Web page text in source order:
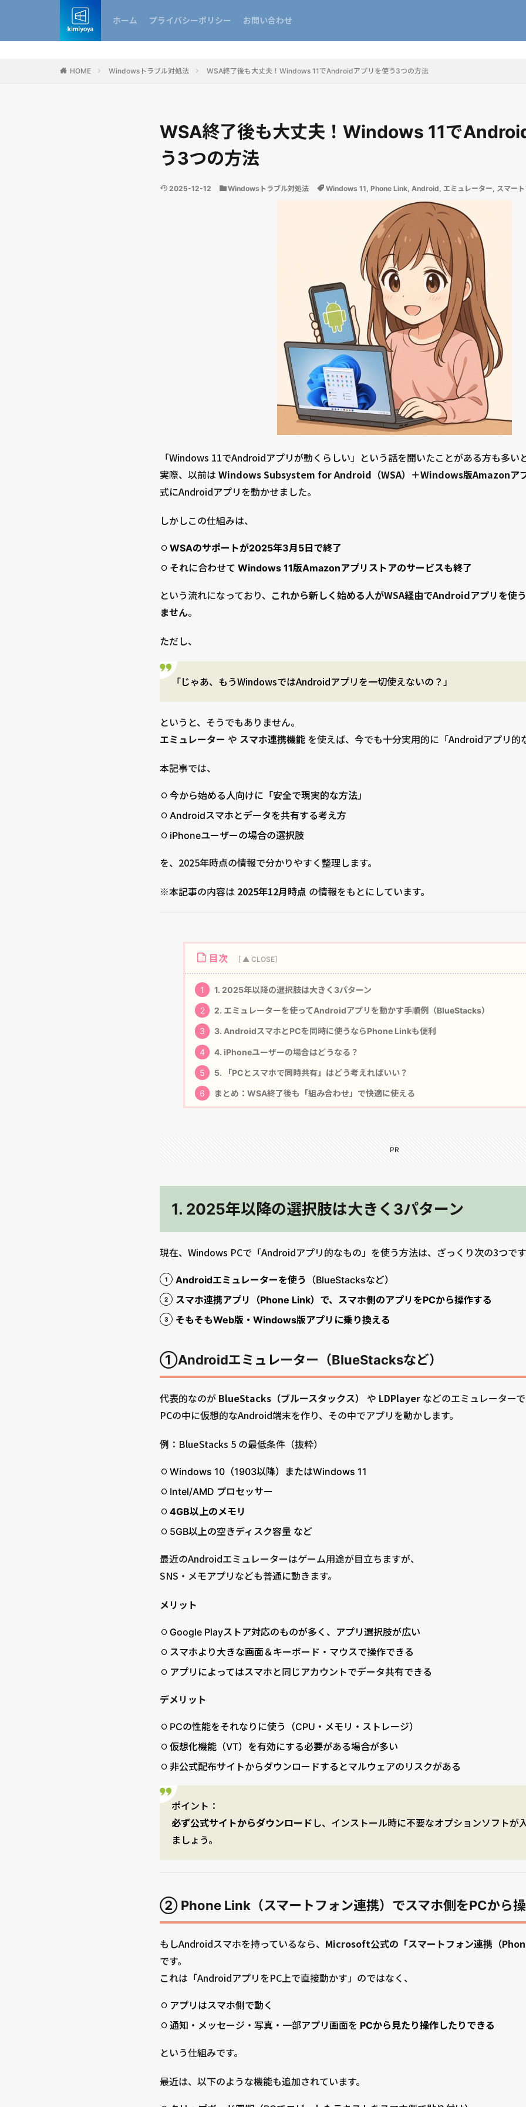
ホーム プライバシーポリシー お問い合わせ
HOME Windowsトラブル対処法 WSA終了後も大丈夫！Windows 11でAndroidアプリを使う3つの方法
WSA終了後も大丈夫！Windows 11で
う3つの方法
2025-12-12 Windowsトラブル対処法 Windows 11, Phone Link, Android, エミュレーター, スマー
「Windows 11でAndroidアプリが動くらしい」という話を聞いたことがある方も多い
実際、以前は Windows Subsystem for Android（WSA）＋Windows版Amazonア
式にAndroidアプリを動かせました。
しかしこの仕組みは、
WSAのサポートが2025年3月5日で終了
それに合わせて Windows 11版Amazonアプリストアのサービスも終了
という流れになっており、 これから新しく始める人がWSA経由でAndroidアプリを使
ません。
ただし、
「じゃあ、もうWindowsではAndroidアプリを一切使えないの？」
というと、そうでもありません。
エミュレーター や スマホ連携機能 を使えば、今でも十分実用的に「Androidアプリ的
本記事では、
今から始める人向けに「安全で現実的な方法」
Androidスマホとデータを共有する考え方
iPhoneユーザーの場合の選択肢
を、2025年時点の情報で分かりやすく整理します。
※本記事の内容は 2025年12月時点 の情報をもとにしています。
目次
1 1. 2025年以降の選択肢は大きく3パターン
2 2. エミュレーターを使ってAndroidアプリを動かす手順例（BlueStacks）
3 3. AndroidスマホとPCを同時に使うならPhone Linkも便利
4 4. iPhoneユーザーの場合はどうなる？
5 5. 「PCとスマホで同時共有」はどう考えればいい？
6 まとめ：WSA終了後も「組み合わせ」で快適に使える
PR
1. 2025年以降の選択肢は大きく3パターン
現在、Windows PCで「Androidアプリ的なもの」を使う方法は、ざっくり次の3つで
Androidエミュレーターを使う （BlueStacksなど）
スマホ連携アプリ（Phone Link）で、スマホ側のアプリをPCから操作する
そもそもWeb版・Windows版アプリに乗り換える
①Androidエミュレーター（BlueStacksなど）
代表的なのが BlueStacks（ブルースタックス） や LDPlayer などのエミュレーター
PCの中に仮想的なAndroid端末を作り、その中でアプリを動かします。
例：BlueStacks 5 の最低条件（抜粋）
Windows 10（1903以降）またはWindows 11
Intel/AMD プロセッサー
4GB以上のメモリ
5GB以上の空きディスク容量 など
最近のAndroidエミュレーターはゲーム用途が目立ちますが、
SNS・メモアプリなども普通に動きます。
メリット
Google Playストア対応のものが多く、アプリ選択肢が広い
スマホより大きな画面＆キーボード・マウスで操作できる
アプリによってはスマホと同じアカウントでデータ共有できる
デメリット
PCの性能をそれなりに使う（CPU・メモリ・ストレージ）
仮想化機能（VT）を有効にする必要がある場合が多い
非公式配布サイトからダウンロードするとマルウェアのリスクがある
ポイント：
必ず公式サイトからダウンロード し、インストール時に不要なオプションソフトが
ましょう。
② Phone Link（スマートフォン連携）でスマホ側をPCから
もしAndroidスマホを持っているなら、 Microsoft公式の「スマートフォン連携（
です。
これは「AndroidアプリをPC上で直接動かす」のではなく、
アプリはスマホ側で動く
通知・メッセージ・写真・一部アプリ画面を PCから見たり操作したりできる
という仕組みです。
最近は、以下のような機能も追加されています。